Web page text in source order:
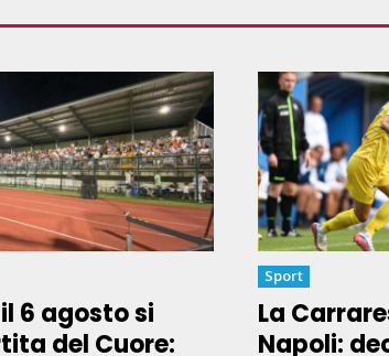
6 agosto si
del Cuore:
Sport
La
Napoli: